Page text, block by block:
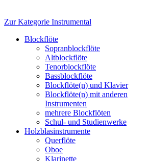
Zur Kategorie Instrumental
Blockflöte
Sopranblockflöte
Altblockflöte
Tenorblockflöte
Bassblockflöte
Blockflöte(n) und Klavier
Blockflöte(n) mit anderen
Instrumenten
mehrere Blockflöten
Schul- und Studienwerke
Holzblasinstrumente
Querflöte
Oboe
Klarinette